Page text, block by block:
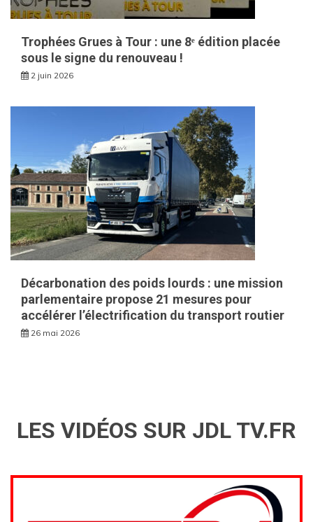
Trophées Grues à Tour : une 8ᵉ édition placée
sous le signe du renouveau !
2 juin 2026
Décarbonation des poids lourds : une mission
parlementaire propose 21 mesures pour
accélérer l’électrification du transport routier
26 mai 2026
LES VIDÉOS SUR JDL TV.FR